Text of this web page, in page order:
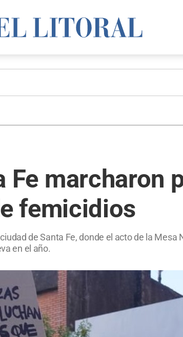
Fe marcharon
femicidios
de Santa Fe, donde el acto de la
en el año.